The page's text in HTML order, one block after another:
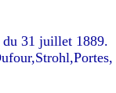
du 31 juillet 1889.